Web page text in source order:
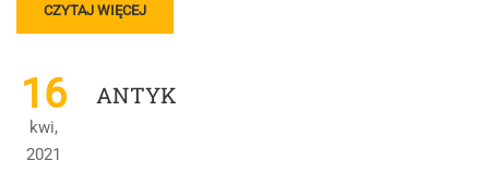
READ
MORE
SYMBOLIKA
MAŁEGO
KSIĘCIA
CZYTAJ WIĘCEJ
16
kwi,
2021
ANTYK